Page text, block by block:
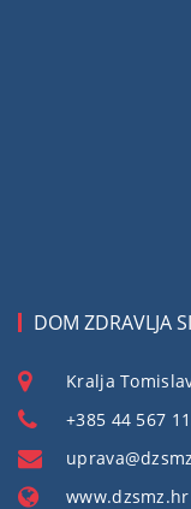
DOM ZDRAVLJA
Kralja
+385 44 567
www.dzsmz.hr